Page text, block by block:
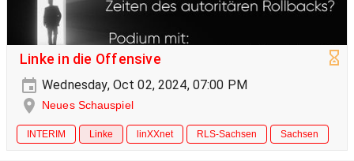
Linke in die Offensive
Wednesday, Oct 02, 2024, 07:00 PM
Neues Schauspiel
INTERIM Linke linXXnet RLS-Sachsen Sachsen